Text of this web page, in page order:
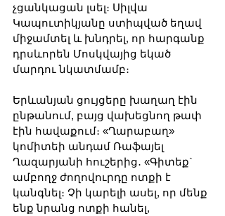
չցանկացան լսել։ Սիլվա
Կապուտիկյանը ստիպված եղավ
միջամտել և խնդրել, որ հարգանք
դրսևորեն Մոսկվայից եկած
մարդու նկատմամբ։
Երևանյան ցույցերը խաղաղ էին
ընթանում, բայց վախեցնող թափ
էին հավաքում։ «Ղարաբաղ»
կոմիտեի անդամ Ռաֆայել
Ղազարյանի հուշերից․ «Գիտեք`
ամբողջ ժողովուրդը ոտքի է
կանգնել։ Չի կարելի ասել, որ մենք
ենք նրանց ոտքի հանել,